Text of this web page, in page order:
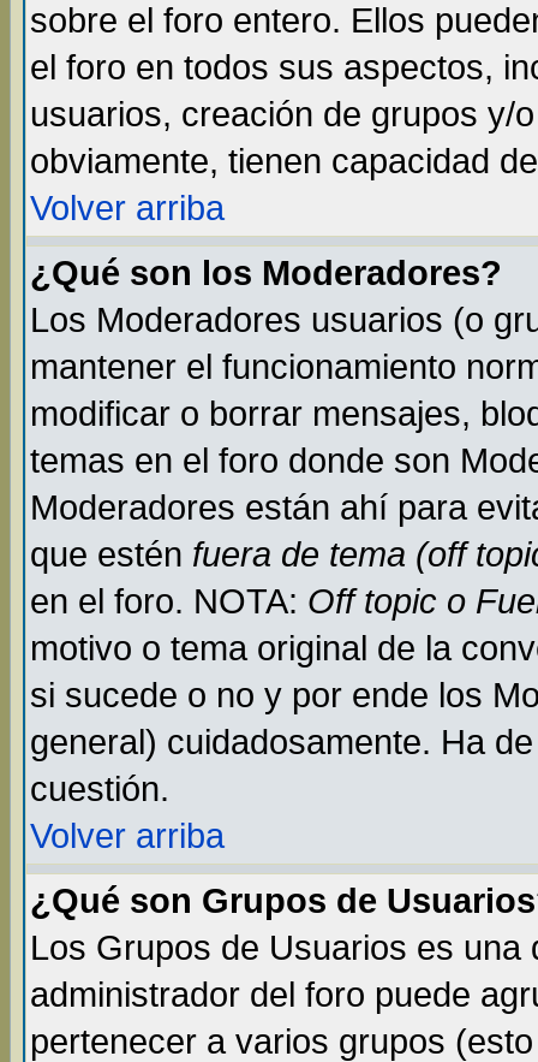
sobre el foro entero. Ellos
el foro en todos sus aspectos,
usuarios, creación de grupos y/
obviamente, tienen capacidad
Volver arriba
¿Qué son los Moderadores?
Los Moderadores usuarios (o
mantener el funcionamiento
modificar o borrar mensajes,
temas en el foro donde son
Moderadores están ahí para
que estén fuera de tema (off
en el foro. NOTA: Off topic o
motivo o tema original de la
si sucede o no y por ende los
general) cuidadosamente. Ha
cuestión.
Volver arriba
¿Qué son Grupos de
Los Grupos de Usuarios es una
administrador del foro puede
pertenecer a varios grupos